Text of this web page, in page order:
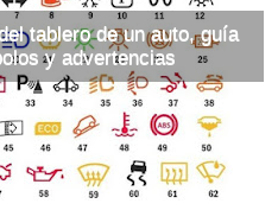
tablero de un auto, guía
y advertencias